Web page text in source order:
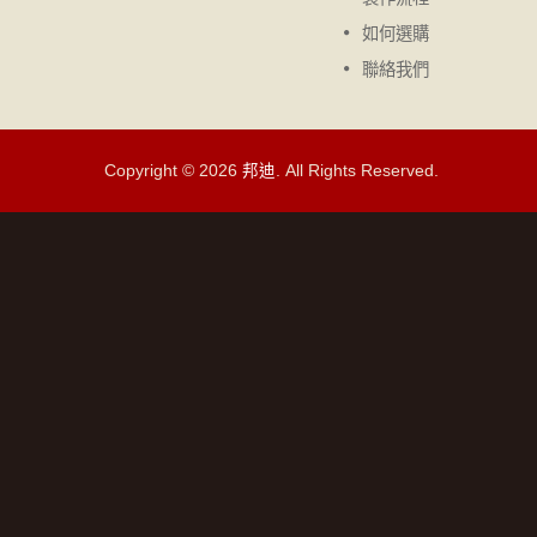
如何選購
聯絡我們
Copyright © 2026 邦迪. All Rights Reserved.